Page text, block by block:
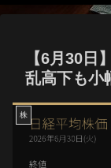
【6月30日
乱高下も小
株